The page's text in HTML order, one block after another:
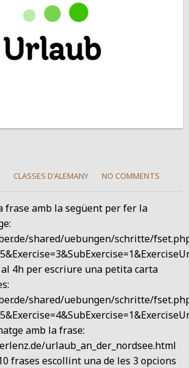
CLASSES D'ALEMANY NO COMMENTS
frase amb la següent per fer la
shared/uebungen/schritte/
al 4h per escriure una petita carta
shared/uebungen/schritte/
amb la frase:
urlaub_an_der_nordsee.html
frases escollint una de les 3 opcions